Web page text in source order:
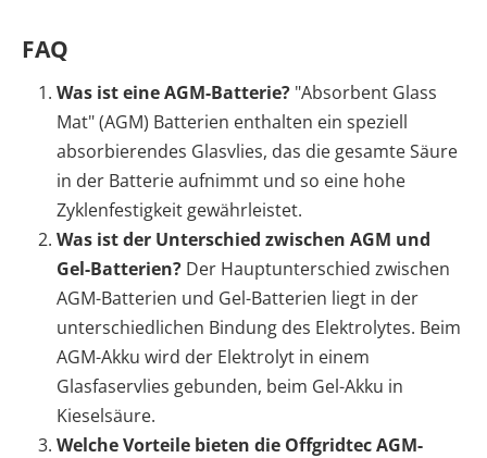
FAQ
Was ist eine AGM-Batterie? "Absorbent Glass
Mat" (AGM) Batterien enthalten ein speziell
absorbierendes Glasvlies, das die gesamte Säure
in der Batterie aufnimmt und so eine hohe
Zyklenfestigkeit gewährleistet.
Was ist der Unterschied zwischen AGM und
Gel-Batterien? Der Hauptunterschied zwischen
AGM-Batterien und Gel-Batterien liegt in der
unterschiedlichen Bindung des Elektrolytes. Beim
AGM-Akku wird der Elektrolyt in einem
Glasfaservlies gebunden, beim Gel-Akku in
Kieselsäure.
Welche Vorteile bieten die Offgridtec AGM-